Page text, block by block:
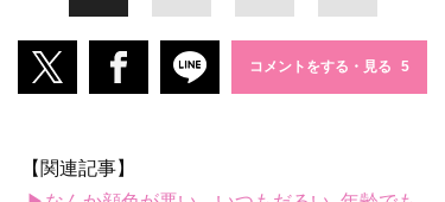
コメントをする・見る
【関連記事】